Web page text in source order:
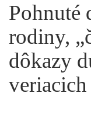
Pohnuté
rodiny,
dôkazy
veriacich